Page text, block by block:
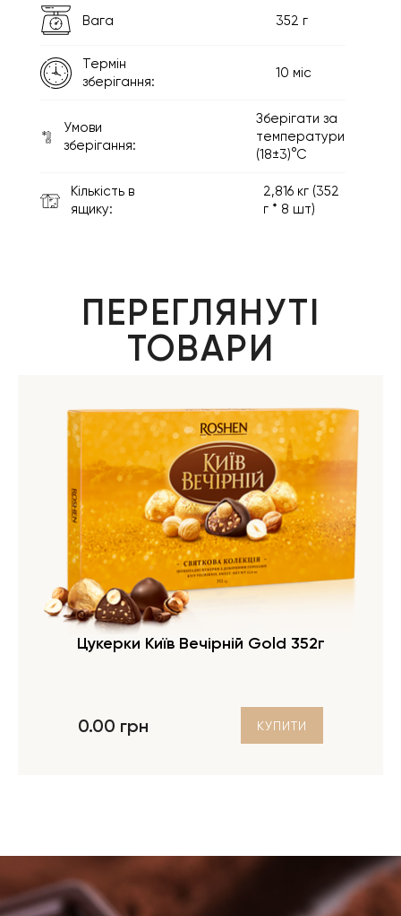
Вага 352 г
Термін
зберігання:
10 міс
Умови
зберігання:
Зберігати за
температури
(18±3)°С
Кількість в
ящику:
2,816 кг (352
г * 8 шт)
ПЕРЕГЛЯНУТІ
ТОВАРИ
Цукерки Київ Вечірній Gold 352г
0.00 грн КУПИТИ